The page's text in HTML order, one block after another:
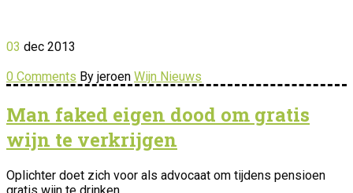
03 dec 2013
0 Comments By jeroen Wijn Nieuws
Man faked eigen dood om gratis
wijn te verkrijgen
Oplichter doet zich voor als advocaat om tijdens pensioen
gratis wijn te drinken.